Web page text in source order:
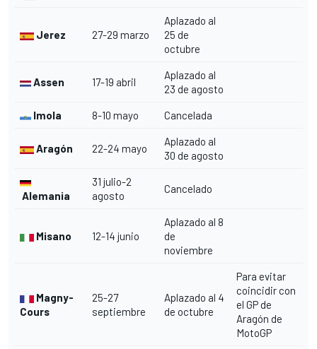
Jerez 27-29 marzo
Aplazado al
25 de
octubre
Assen 17-19 abril
Aplazado al
23 de agosto
Imola 8-10 mayo Cancelada
Aragón 22-24 mayo
Aplazado al
30 de agosto
Alemania
31 julio-2
agosto
Cancelado
Misano 12-14 junio
Aplazado al 8
de
noviembre
Magny-
Cours
25-27
septiembre
Aplazado al 4
de octubre
Para evitar
coincidir con
el GP de
Aragón de
MotoGP